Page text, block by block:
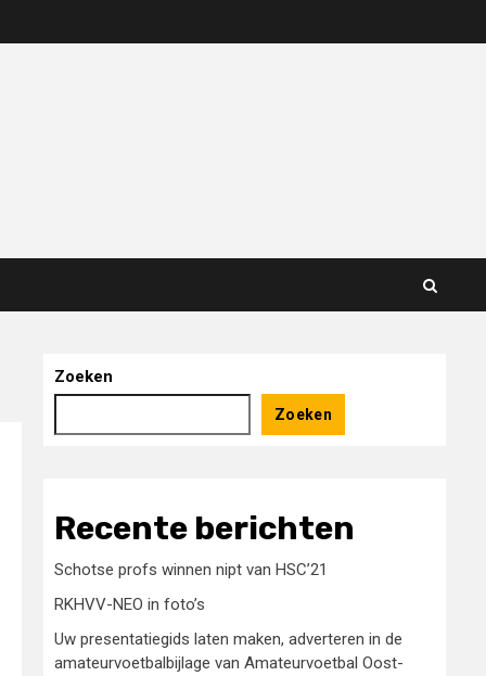
Zoeken
Zoeken
Recente berichten
Schotse profs winnen nipt van HSC’21
RKHVV-NEO in foto’s
Uw presentatiegids laten maken, adverteren in de
amateurvoetbalbijlage van Amateurvoetbal Oost-